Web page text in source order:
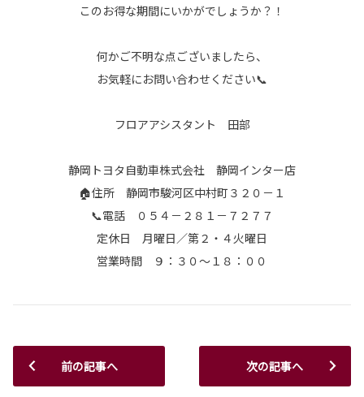
このお得な期間にいかがでしょうか？！
何かご不明な点ございましたら、
お気軽にお問い合わせください📞
フロアアシスタント 田部
静岡トヨタ自動車株式会社 静岡インター店
🏠住所 静岡市駿河区中村町３２０－１
📞電話 ０５４－２８１－７２７７
定休日 月曜日／第２・４火曜日
営業時間 ９：３０～１８：００
前の記事へ 次の記事へ